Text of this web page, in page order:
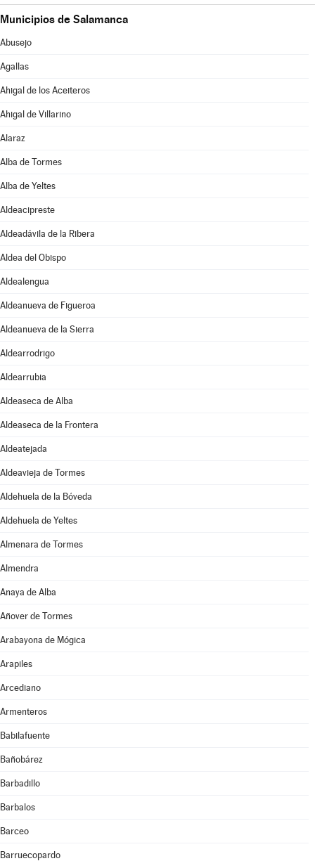
Municipios de Salamanca
Abusejo
Agallas
Ahigal de los Aceiteros
Ahigal de Villarino
Alaraz
Alba de Tormes
Alba de Yeltes
Aldeacipreste
Aldeadávila de la Ribera
Aldea del Obispo
Aldealengua
Aldeanueva de Figueroa
Aldeanueva de la Sierra
Aldearrodrigo
Aldearrubia
Aldeaseca de Alba
Aldeaseca de la Frontera
Aldeatejada
Aldeavieja de Tormes
Aldehuela de la Bóveda
Aldehuela de Yeltes
Almenara de Tormes
Almendra
Anaya de Alba
Añover de Tormes
Arabayona de Mógica
Arapiles
Arcediano
Armenteros
Babilafuente
Bañobárez
Barbadillo
Barbalos
Barceo
Barruecopardo